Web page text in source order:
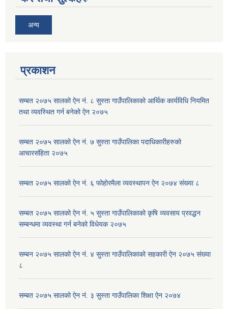
अन्य
प्रकाशन
सम्बत २०७५ सालको ऐन नं. ८ सुस्ता गाउँपालिकाको आर्थिक कार्यविधि नियमित
तथा व्यवस्थित गर्न बनेको ऐन २०७५
सम्बत २०७५ सालको ऐन नं. ७ सुस्ता गाउँपालिका पदाधिकारीहरुको
आचारसंहिता २०७५
सम्बत २०७५ सालको ऐन नं. ६ फोहोरमैला व्यवस्थापन ऐन २०७४ संख्या ८
सम्बत २०७५ सालको ऐन नं. ५ सुस्ता गाउँपालिकाको कृषि व्यवसाय प्रवद्धन
सम्बन्धमा व्यवस्था गर्न बनेको विधेयक २०७५
सम्बन २०७५ सालको ऐन नं. ४ सुस्ता गाउँपालिकाको सहकारी ऐन २०७५ संख्या
८
सम्बत २०७५ सालको ऐन नं. ३ सुस्ता गाउँपालिका शिक्षा ऐन २०७४